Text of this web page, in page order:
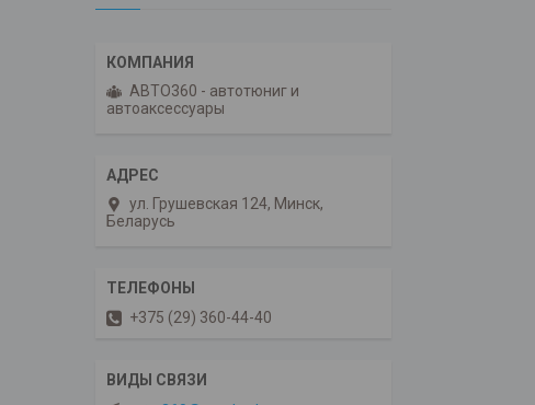
АВТО360 - автотюниг и
автоаксессуары
ул. Грушевская 124, Минск,
Беларусь
+375 (29) 360-44-40